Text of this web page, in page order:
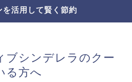
を活用して賢く節約
ブシンデレラのクー
る方へ